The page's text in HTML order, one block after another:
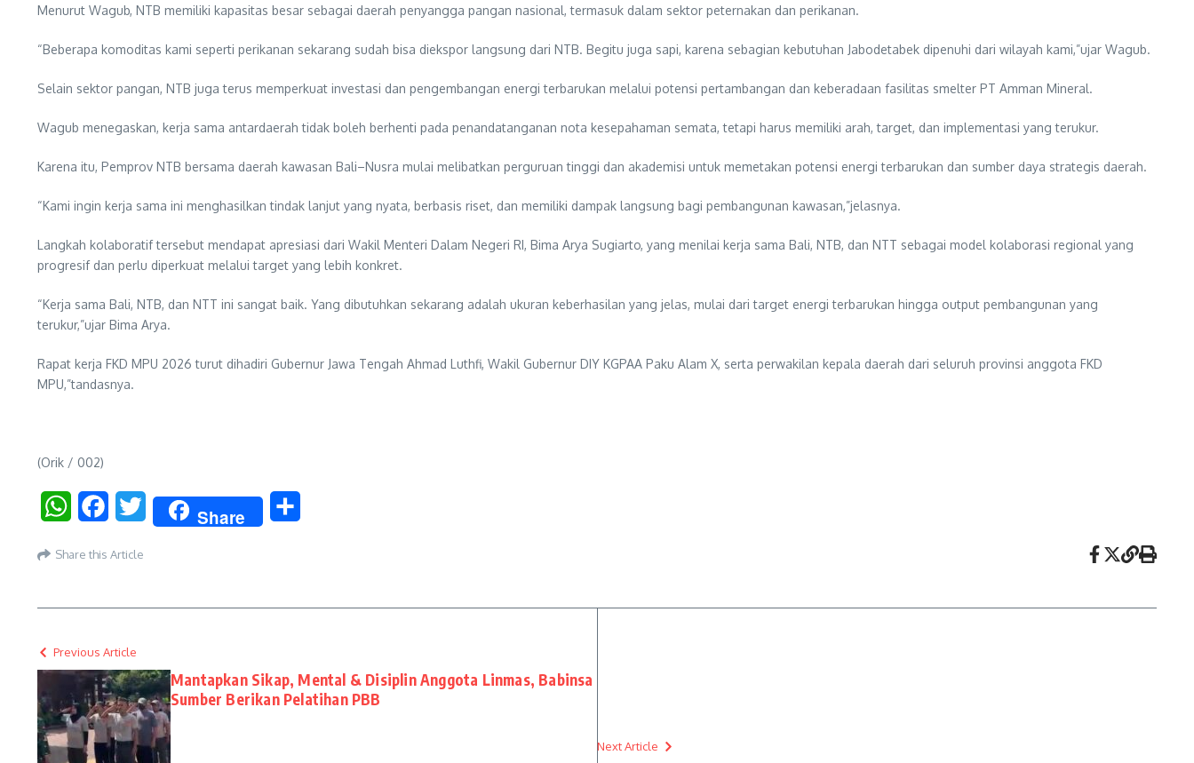
Menurut Wagub, NTB memiliki kapasitas besar sebagai daerah penyangga pangan nasional, termasuk dalam sektor peternakan dan perikanan.
“Beberapa komoditas kami seperti perikanan sekarang sudah bisa diekspor langsung dari NTB. Begitu juga sapi, karena sebagian kebutuhan Jabodetabek dipenuhi dari wilayah kami,”ujar Wagub.
Selain sektor pangan, NTB juga terus memperkuat investasi dan pengembangan energi terbarukan melalui potensi pertambangan dan keberadaan fasilitas smelter PT Amman Mineral.
Wagub menegaskan, kerja sama antardaerah tidak boleh berhenti pada penandatanganan nota kesepahaman semata, tetapi harus memiliki arah, target, dan implementasi yang terukur.
Karena itu, Pemprov NTB bersama daerah kawasan Bali–Nusra mulai melibatkan perguruan tinggi dan akademisi untuk memetakan potensi energi terbarukan dan sumber daya strategis daerah.
“Kami ingin kerja sama ini menghasilkan tindak lanjut yang nyata, berbasis riset, dan memiliki dampak langsung bagi pembangunan kawasan,”jelasnya.
Langkah kolaboratif tersebut mendapat apresiasi dari Wakil Menteri Dalam Negeri RI, Bima Arya Sugiarto, yang menilai kerja sama Bali, NTB, dan NTT sebagai model kolaborasi regional yang
progresif dan perlu diperkuat melalui target yang lebih konkret.
“Kerja sama Bali, NTB, dan NTT ini sangat baik. Yang dibutuhkan sekarang adalah ukuran keberhasilan yang jelas, mulai dari target energi terbarukan hingga output pembangunan yang
terukur,”ujar Bima Arya.
Rapat kerja FKD MPU 2026 turut dihadiri Gubernur Jawa Tengah Ahmad Luthfi, Wakil Gubernur DIY KGPAA Paku Alam X, serta perwakilan kepala daerah dari seluruh provinsi anggota FKD
MPU,”tandasnya.
(Orik / 002)
WhatsAppFacebookTwitter Share
Share this Article
Previous Article
Mantapkan Sikap, Mental & Disiplin Anggota Linmas, Babinsa
Sumber Berikan Pelatihan PBB
Next Article